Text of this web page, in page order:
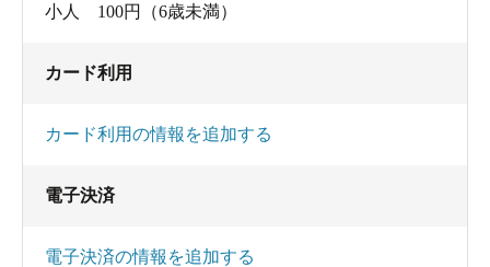
うございました」とフロントのおばあちゃん(？)に
ていると、シャッターがガラガラ…と閉まってし
小人 100円（6歳未満）
カード利用
カード利用の情報を追加する
電子決済
電子決済の情報を追加する